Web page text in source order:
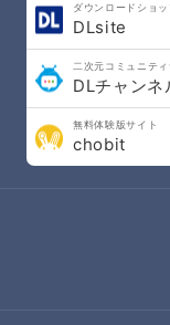
ダウンロードショ
DLsite
二次元コミュニティ
DLチャンネ
無料体験版サイト
chobit